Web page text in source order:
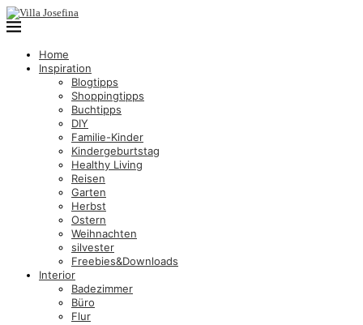
Home
Inspiration
Blogtipps
Shoppingtipps
Buchtipps
DIY
Familie-Kinder
Kindergeburtstag
Healthy Living
Reisen
Garten
Herbst
Ostern
Weihnachten
silvester
Freebies&Downloads
Interior
Badezimmer
Büro
Flur